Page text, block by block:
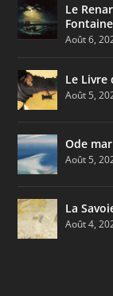
Le
Fontaine
Août 6,
Le Livre
Août 5,
Ode
Août 5,
La
Août 4,